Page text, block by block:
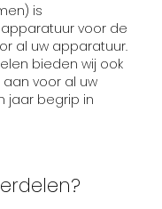
is
voor de
al uw apparatuur.
bieden wij ook
voor al uw
jaar begrip in